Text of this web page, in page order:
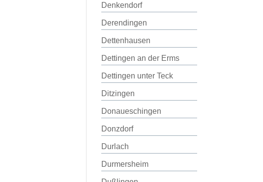
Denkendorf
Derendingen
Dettenhausen
Dettingen an der Erms
Dettingen unter Teck
Ditzingen
Donaueschingen
Donzdorf
Durlach
Durmersheim